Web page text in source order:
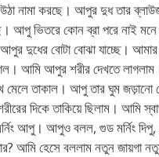
নামা করছে। আপুর দুধ তার
আপু ভিতরে কোন ব্রা পরে নাই মনে
দুধের বোটা বোঝা যাচ্ছে।
আমি আপুর শরীর দেখতে
মেলে তাকাল। আপু তার ঘুম জড়ানো
দিকে তাকিয়ে ছিলাম। আমি
আপু। আপুও বলল, গুড মর্নিং
আমি হেসে বললাম নতুন জায়গা